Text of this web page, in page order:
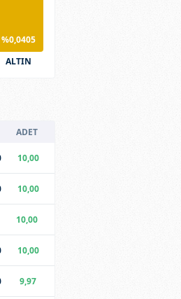
%0,0405
ALTIN
ADET
10,00
10,00
10,00
10,00
9,97